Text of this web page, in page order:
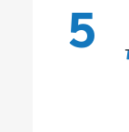
5